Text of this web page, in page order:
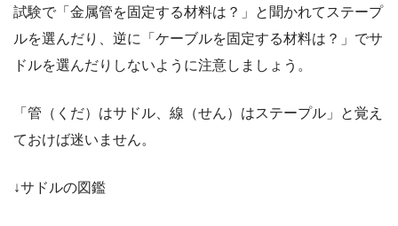
試験で「金属管を固定する材料は？」と聞かれてステープ
ルを選んだり、逆に「ケーブルを固定する材料は？」でサ
ドルを選んだりしないように注意しましょう。
「管（くだ）はサドル、線（せん）はステープル」と覚え
ておけば迷いません。
↓サドルの図鑑